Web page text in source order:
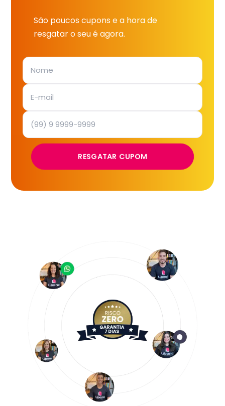
São poucos cupons e a hora de
resgatar o seu é agora.
RESGATAR CUPOM